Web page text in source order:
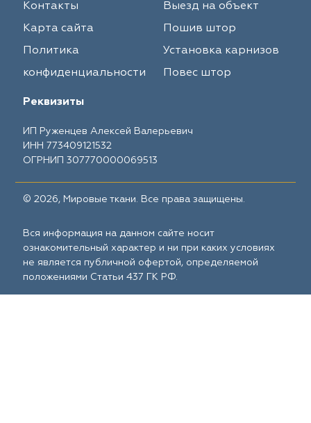
Контакты
Карта сайта
Политика
конфиденциальности
Выезд на объект
Пошив штор
Установка карнизов
Повес штор
Реквизиты
ИП Руженцев Алексей Валерьевич
ИНН 773409121532
ОГРНИП 307770000069513
© 2026, Мировые ткани. Все права защищены.
Вся информация на данном сайте носит
ознакомительный характер и ни при каких условиях
не является публичной офертой, определяемой
положениями Статьи 437 ГК РФ.